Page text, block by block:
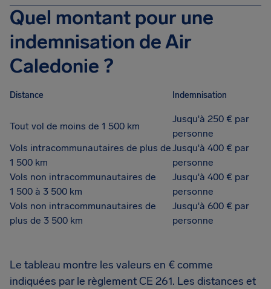
Quel montant pour une
indemnisation de Air
Caledonie ?
Distance Indemnisation
Tout vol de moins de 1 500 km
Jusqu'à 250 € par
personne
Vols intracommunautaires de plus de
1 500 km
Jusqu'à 400 € par
personne
Vols non intracommunautaires de
1 500 à 3 500 km
Jusqu'à 400 € par
personne
Vols non intracommunautaires de
plus de 3 500 km
Jusqu'à 600 € par
personne
Le tableau montre les valeurs en € comme
indiquées par le règlement CE 261. Les distances et